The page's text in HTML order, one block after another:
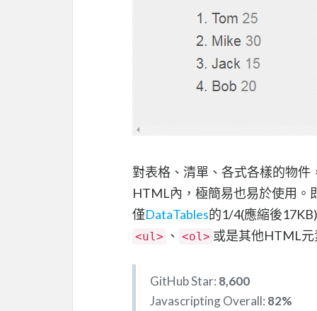
對表格、清單、各式各樣的物
HTML內，極簡易也易於使用。
僅DataTables的1/4(應縮後
<ul> 、 <ol> 或是其他HTML
GitHub Star: 8,600
Javascripting Overall: 82%